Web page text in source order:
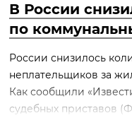
В России
по
России снизилось
неплательщиков за
Как сообщили
судебных приставов